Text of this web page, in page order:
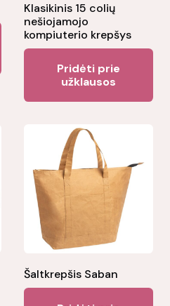
product
has
chosen
product
page
Klasikinis 15 colių
nešiojamojo
kompiuterio krepšys
Pridėti prie
užklausos
Šaltkrepšis Saban